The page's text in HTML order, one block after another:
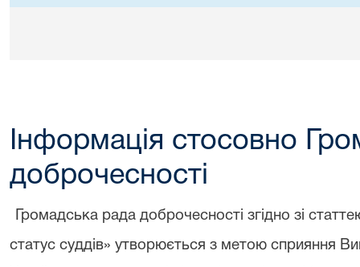
Інформація стосовно
доброчесності
Громадська рада доброчесності згідно зі
статус суддів» утворюється з метою сприяння